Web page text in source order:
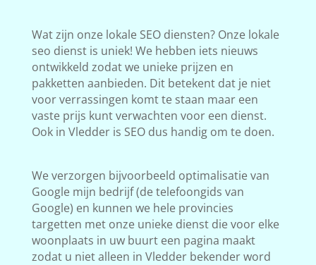
Wat zijn onze lokale SEO diensten? Onze lokale
seo dienst is uniek! We hebben iets nieuws
ontwikkeld zodat we unieke prijzen en
pakketten aanbieden. Dit betekent dat je niet
voor verrassingen komt te staan maar een
vaste prijs kunt verwachten voor een dienst.
Ook in Vledder is SEO dus handig om te doen.
We verzorgen bijvoorbeeld optimalisatie van
Google mijn bedrijf (de telefoongids van
Google) en kunnen we hele provincies
targetten met onze unieke dienst die voor elke
woonplaats in uw buurt een pagina maakt
zodat u niet alleen in Vledder bekender word